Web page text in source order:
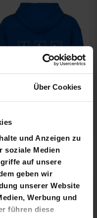
Über Cookies
und Anzeigen zu
soziale Medien
auf unsere
geben wir
unserer Website
Werbung und
führen diese
STADTMOMENTE
€